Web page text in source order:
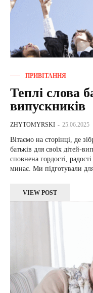
ПРИВІТАННЯ
Теплі слова
випускників
ZHYTOMYRSKI - 25.06.2025
Вітаємо на сторінці, де
батьків для своїх дітей-
сповнена гордості,
минає. Ми підготували
VIEW POST